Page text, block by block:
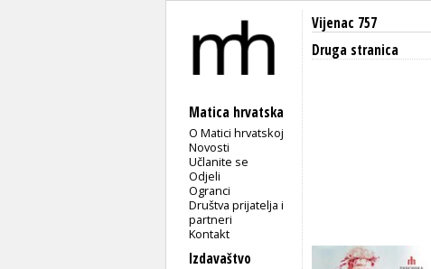
Matica hrvatska
O Matici hrvatskoj
Novosti
Učlanite se
Odjeli
Ogranci
Društva prijatelja i
partneri
Kontakt
Izdavaštvo
Vijenac 757
Druga stranica